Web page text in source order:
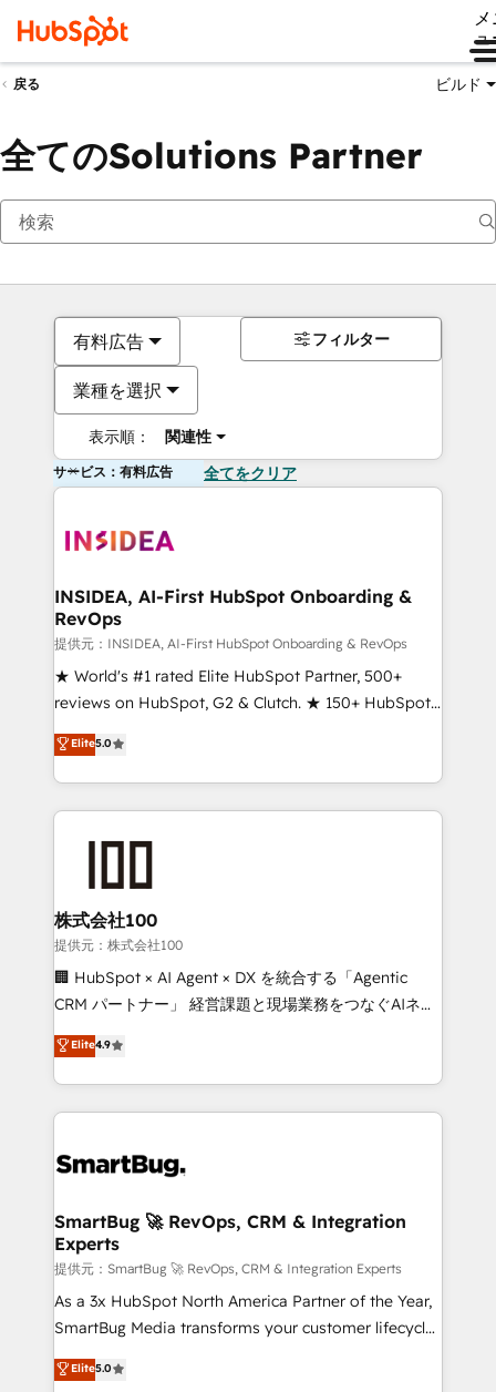
ュ
戻る ビルド
全てのSolutions Partner
有料広告
業種を選択
表示順： 関連性
フィルター
サービス：有料広告 全てをクリア
INSIDEA, AI-First HubSpot Onboarding &
RevOps
提供元：INSIDEA, AI-First HubSpot Onboarding & RevOps
★ World's #1 rated Elite HubSpot Partner, 500+
reviews on HubSpot, G2 & Clutch. ★ 150+ HubSpot
Certified Experts & Trainers across the team ★
1,500+ implementations across five continents ★ AI-
First, RevOps-led, Onboarding obsessed ★
Company of the Year 2024/25 INSIDEA helps
and build AI-powered workflows that drive adoption
from week one, in your time zone. What we do ➤
Onboarding: Live in weeks, with workflows built
around your business, not a template. ➤ Migration:
Move from any legacy CRM. Zero downtime, full data
run your revenue process. Sales, marketing, and
service wired together. ➤ AI and Integrations: Layer
tune-ups, feature rollouts, adoption coaching. Buying
HubSpot, switching to it, or reviving a stale portal?
We are built for the work.
Elite5.0
株式会社100
提供元：株式会社100
🏢 HubSpot × AI Agent × DX を統合する「Agentic
CRM パートナー」 経営課題と現場業務をつなぐAIネイ
ティブ・エージェンシーとして、HubSpot Eliteの実装
力で顧客フロント業務を再設計します。 💡 100inc は何
をする会社か？ HubSpotを共通基盤に、AIエージェン
トを組み込んだ顧客フロント業務（マーケティング・営
ィブ・エージェンシーです。事業部・グループ会社・部
を、CRMを軸とした全社共通基盤に再構築します。意
思決定者・PMO・現場担当者に並走します。 1️⃣
HubSpot導入・活用支援 顧客データの一元化から、
GTMの見える化・自動化まで。全Hub統合運用、デー
タ品質設計、グループ横断のCRM統合に対応します。
の一部をAIが自律実行する組織への移行を設計・実装。
Elite4.9
SmartBug 🚀 RevOps, CRM & Integration
Experts
提供元：SmartBug 🚀 RevOps, CRM & Integration Experts
As a 3x HubSpot North America Partner of the Year,
SmartBug Media transforms your customer lifecycle
into a revenue engine. Our unified ecosystem
includes specialized divisions Globalia (AI &
Elite5.0